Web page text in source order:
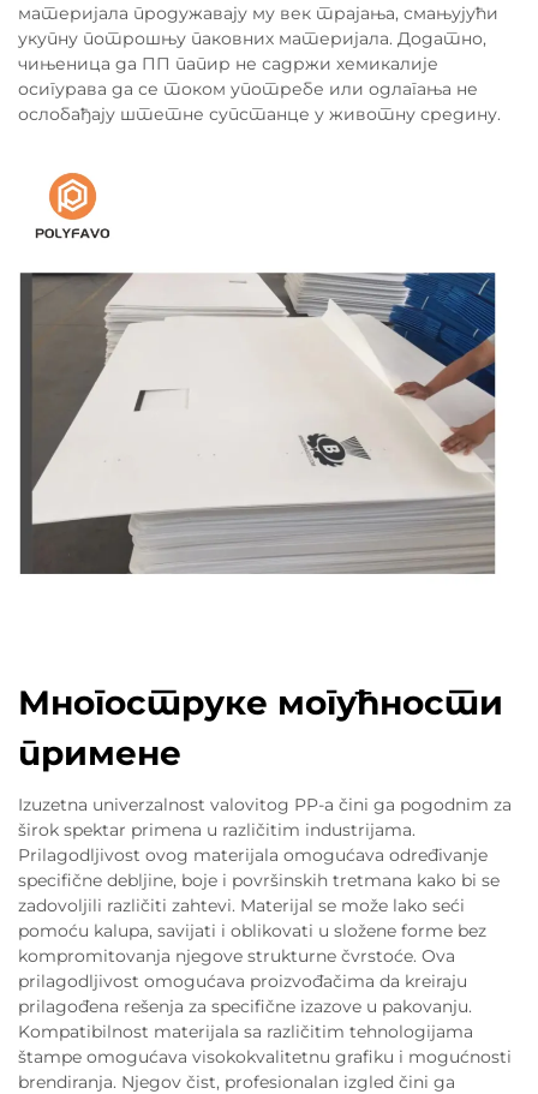
материјала продужавају му век трајања, смањујући
укупну потрошњу паковних материјала. Додатно,
чињеница да ПП папир не садржи хемикалије
осигурава да се током употребе или одлагања не
ослобађају штетне супстанце у животну средину.
Многоструке могућности
примене
Izuzetna univerzalnost valovitog PP-a čini ga pogodnim za
širok spektar primena u različitim industrijama.
Prilagodljivost ovog materijala omogućava određivanje
specifične debljine, boje i površinskih tretmana kako bi se
zadovoljili različiti zahtevi. Materijal se može lako seći
pomoću kalupa, savijati i oblikovati u složene forme bez
kompromitovanja njegove strukturne čvrstoće. Ova
prilagodljivost omogućava proizvođačima da kreiraju
prilagođena rešenja za specifične izazove u pakovanju.
Kompatibilnost materijala sa različitim tehnologijama
štampe omogućava visokokvalitetnu grafiku i mogućnosti
brendiranja. Njegov čist, profesionalan izgled čini ga